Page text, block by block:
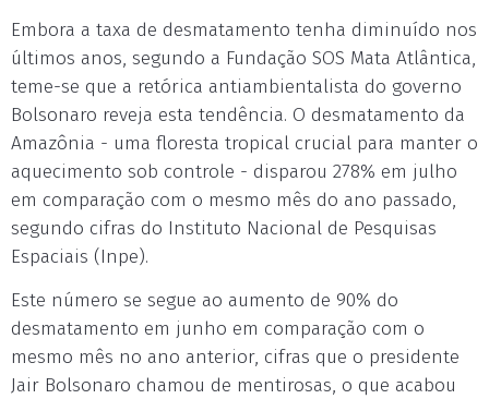
Embora a taxa de desmatamento tenha diminuído nos
últimos anos, segundo a Fundação SOS Mata Atlântica,
teme-se que a retórica antiambientalista do governo
Bolsonaro reveja esta tendência. O desmatamento da
Amazônia - uma floresta tropical crucial para manter o
aquecimento sob controle - disparou 278% em julho
em comparação com o mesmo mês do ano passado,
segundo cifras do Instituto Nacional de Pesquisas
Espaciais (Inpe).
Este número se segue ao aumento de 90% do
desmatamento em junho em comparação com o
mesmo mês no ano anterior, cifras que o presidente
Jair Bolsonaro chamou de mentirosas, o que acabou